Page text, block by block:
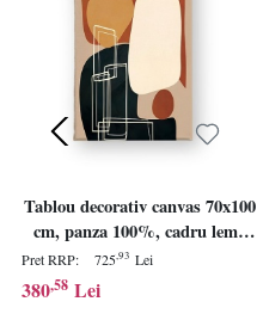
Tablou decorativ canvas 70x100
cm, panza 100%, cadru lemn
100% 2x3 cm, multicolor -
Verificat A · Re-Bloom
Pret RRP: 725,93 Lei
380,58 Lei